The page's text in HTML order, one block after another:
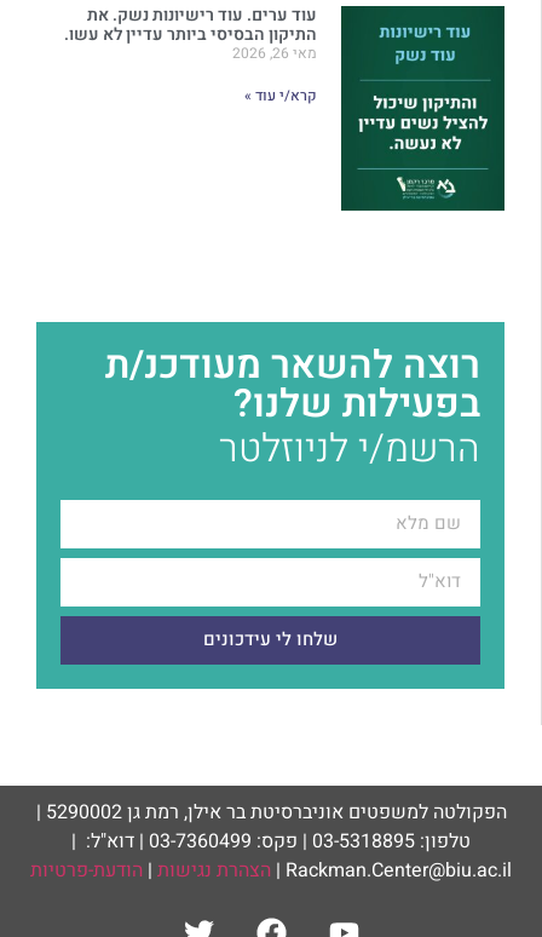
עוד ערים. עוד רישיונות נשק. את
התיקון הבסיסי ביותר עדיין לא עשו.
מאי 26, 2026
קרא/י עוד »
רוצה להשאר מעודכנ/ת
בפעילות שלנו?
הרשמ/י לניוזלטר
שלחו לי עידכונים
הפקולטה למשפטים אוניברסיטת בר אילן, רמת גן 5290002 |
טלפון: 03-5318895 | פקס: 03-7360499 | דוא"ל: |
Rackman.Center@biu.ac.il | הצהרת נגישות | הודעת-פרטיות